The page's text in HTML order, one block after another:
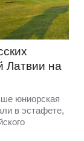
Латвии на
юниорская
в эстафете,